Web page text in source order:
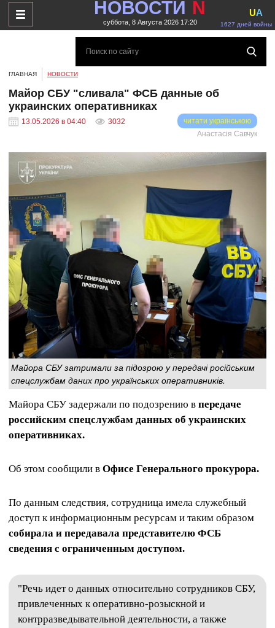
НОВОСТИ N
суббота, 8 Августа 2026 17:20 1627 дней войны
UA
ГЛАВНАЯ НОВОСТИ
Майор СБУ "сливала" ФСБ данные об
украинских оперативниках
13.05.2026 в 04:40 3032
читати українською
Анастасія Савчук
Майора СБУ затримали за підозрою у передачі російським
спецслужбам даних про українських оперативників.
Майора СБУ задержали по подозрению в передаче
российским спецслужбам данных об украинских
оперативниках.
Об этом сообщили в Офисе Генерального прокурора.
По данным следствия, сотрудница имела служебный
доступ к информационным ресурсам и таким образом
собирала и передавала представителю ФСБ
сведения с ограниченным доступом.
"Речь идет о данных относительно сотрудников СБУ,
привлеченных к оперативно-розыскной и
контрразведывательной деятельности, а также